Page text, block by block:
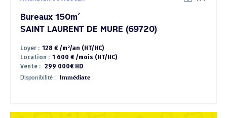
Bureaux 150m²
SAINT LAURENT DE MURE (69720)
Loyer : 128 € /m²/an (HT/HC)
Location : 1 600 € /mois (HT/HC)
Vente : 299 000€ HD
Disponibilité : Immédiate